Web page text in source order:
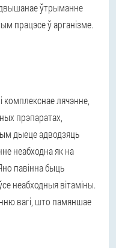
ўтрыманне
працэсе ў арганізме.
комплекснае лячэнне,
прэпаратах,
дыеце адводзяць
неабходна як на
павінна быць
неабходныя вітаміны.
вагі, што памяншае